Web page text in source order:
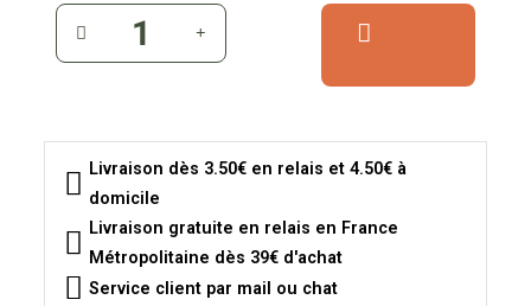
Livraison dès 3.50€ en relais et 4.50€ à
domicile
Livraison gratuite en relais en France
Métropolitaine dès 39€ d'achat
Service client par mail ou chat